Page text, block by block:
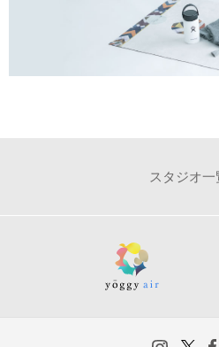
スタジオ一